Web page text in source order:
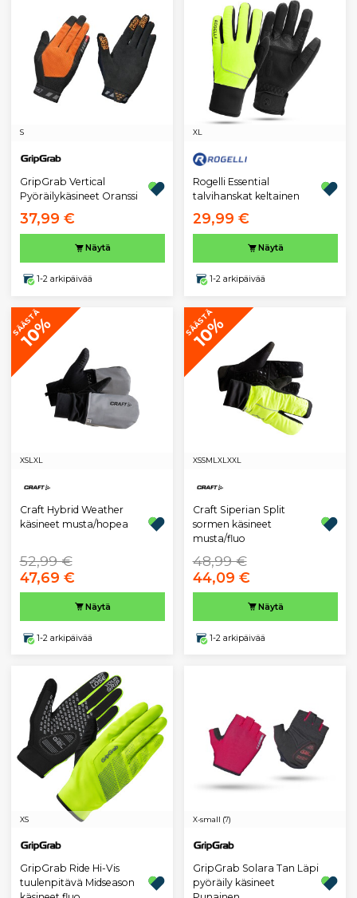
S
GripGrab Vertical
Pyöräilykäsineet Oranssi
37,99 €
Näytä
1-2 arkipäivää
XL
Rogelli Essential
talvihanskat keltainen
29,99 €
Näytä
1-2 arkipäivää
SÄÄSTÄ
10%
XSLXL
Craft Hybrid Weather
käsineet musta/hopea
52,99 €
47,69 €
Näytä
1-2 arkipäivää
SÄÄSTÄ
10%
XSSMLXLXXL
Craft Siperian Split
sormen käsineet
musta/fluo
48,99 €
44,09 €
Näytä
1-2 arkipäivää
XS
GripGrab Ride Hi-Vis
tuulenpitävä Midseason
X-small (7)
GripGrab Solara Tan Läpi
pyöräily käsineet